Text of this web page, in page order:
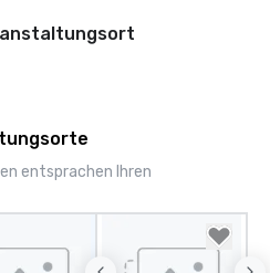
entsprachen Ihren